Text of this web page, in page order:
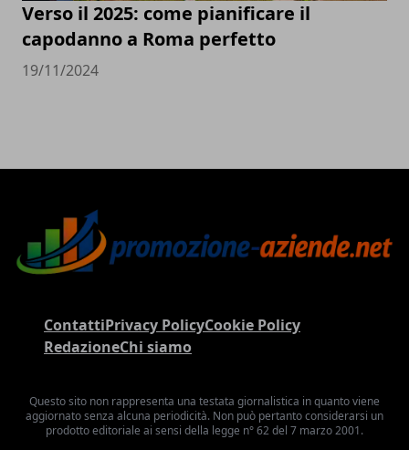
Verso il 2025: come pianificare il
capodanno a Roma perfetto
19/11/2024
ContattiPrivacy PolicyCookie Policy
RedazioneChi siamo
Questo sito non rappresenta una testata giornalistica in quanto viene
aggiornato senza alcuna periodicità. Non può pertanto considerarsi un
prodotto editoriale ai sensi della legge n° 62 del 7 marzo 2001.